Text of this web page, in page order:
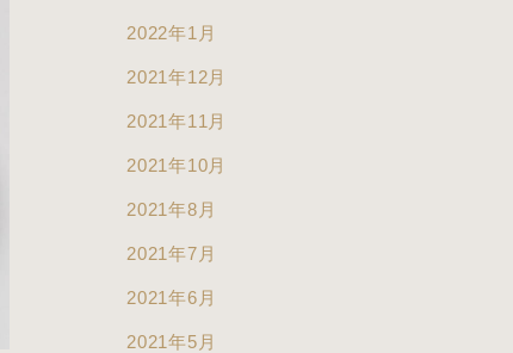
2022年1月
2021年12月
2021年11月
2021年10月
2021年8月
2021年7月
2021年6月
2021年5月